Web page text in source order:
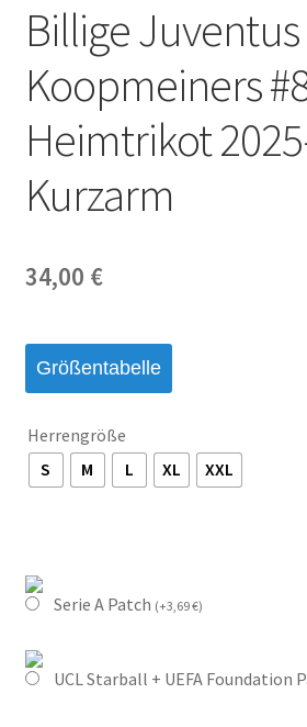
Billige
Koopmeiners
Heimtrikot
Kurzarm
34,00 €
Größentabelle
Herrengröße
S
M L XL XXL
Serie A Patch (+3,69€)
UCL Starball + UEFA Foundation